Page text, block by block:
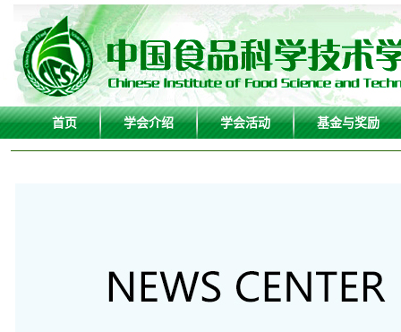
首页 学会介绍 学会活动 基金与奖励